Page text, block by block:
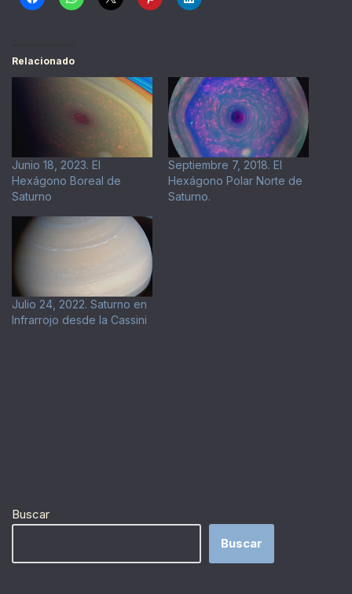
Relacionado
Junio 18, 2023. El
Hexágono Boreal de
Saturno
Septiembre 7, 2018. El
Hexágono Polar Norte de
Saturno.
Julio 24, 2022. Saturno en
Infrarrojo desde la Cassini
Buscar
Buscar